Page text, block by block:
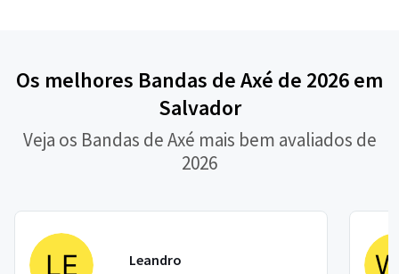
Os melhores Bandas de Axé de 2026 em
Salvador
Veja os Bandas de Axé mais bem avaliados de
2026
Leandro